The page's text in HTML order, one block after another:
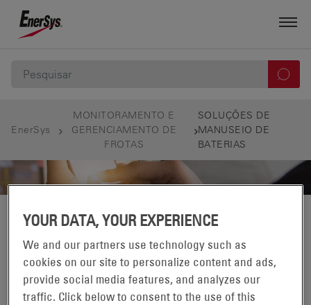
EnerSys
MONITORAMENTO E
GERENCIAMENTO DE
FROTAS
SOLUÇÕES DE
MANUSEIO DE
BATERIAS
FILTRAR
SOLUÇÕES DE MANUSEIO DE BATERIAS
EXIBINDO 1-1 DE 1 PRODUTOS EM:
YOUR DATA, YOUR EXPERIENCE
We and our partners use technology such as
cookies on our site to personalize content and ads,
provide social media features, and analyzes our
traffic. Click below to consent to the use of this